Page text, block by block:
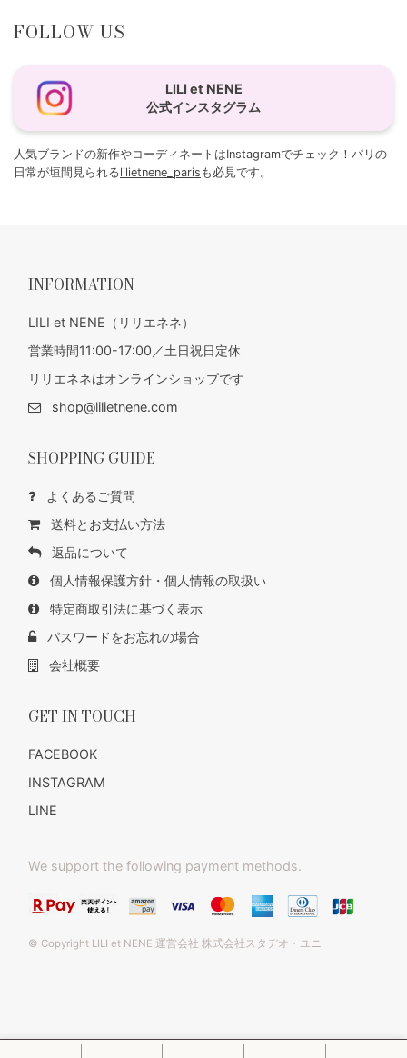
FOLLOW US
LILI et NENE
公式インスタグラム
人気ブランドの新作やコーディネートはInstagramでチェック！パリの
日常が垣間見られるlilietnene_paris も必見です。
INFORMATION
LILI et NENE（リリエネネ）
営業時間11:00-17:00／土日祝日定休
リリエネネはオンラインショップです
shop@lilietnene.com
SHOPPING GUIDE
よくあるご質問
送料とお支払い方法
返品について
個人情報保護方針・個人情報の取扱い
特定商取引法に基づく表示
パスワードをお忘れの場合
会社概要
GET IN TOUCH
FACEBOOK
INSTAGRAM
LINE
We support the following payment methods.
© Copyright LILI et NENE.運営会社 株式会社スタヂオ・ユニ